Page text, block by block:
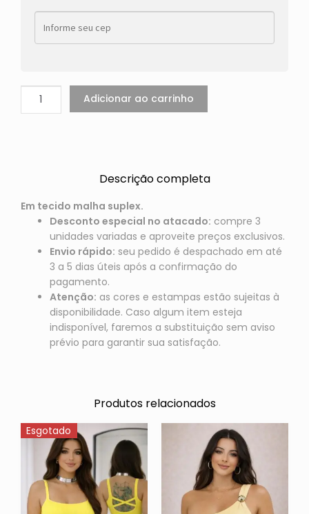
Adicionar ao carrinho
Descrição completa
Em tecido malha suplex.
Desconto especial no atacado: compre 3
unidades variadas e aproveite preços exclusivos.
Envio rápido: seu pedido é despachado em até
3 a 5 dias úteis após a confirmação do
pagamento.
Atenção: as cores e estampas estão sujeitas à
disponibilidade. Caso algum item esteja
indisponível, faremos a substituição sem aviso
prévio para garantir sua satisfação.
Produtos relacionados
Esgotado